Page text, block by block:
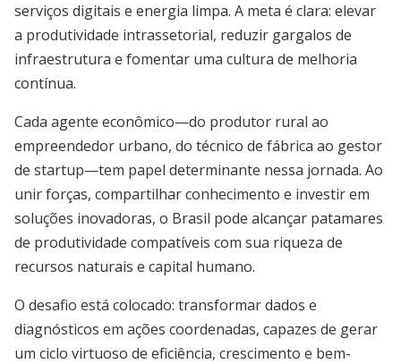
serviços digitais e energia limpa. A meta é clara: elevar
a produtividade intrassetorial, reduzir gargalos de
infraestrutura e fomentar uma cultura de melhoria
contínua.
Cada agente econômico—do produtor rural ao
empreendedor urbano, do técnico de fábrica ao gestor
de startup—tem papel determinante nessa jornada. Ao
unir forças, compartilhar conhecimento e investir em
soluções inovadoras, o Brasil pode alcançar patamares
de produtividade compatíveis com sua riqueza de
recursos naturais e capital humano.
O desafio está colocado: transformar dados e
diagnósticos em ações coordenadas, capazes de gerar
um ciclo virtuoso de eficiência, crescimento e bem-